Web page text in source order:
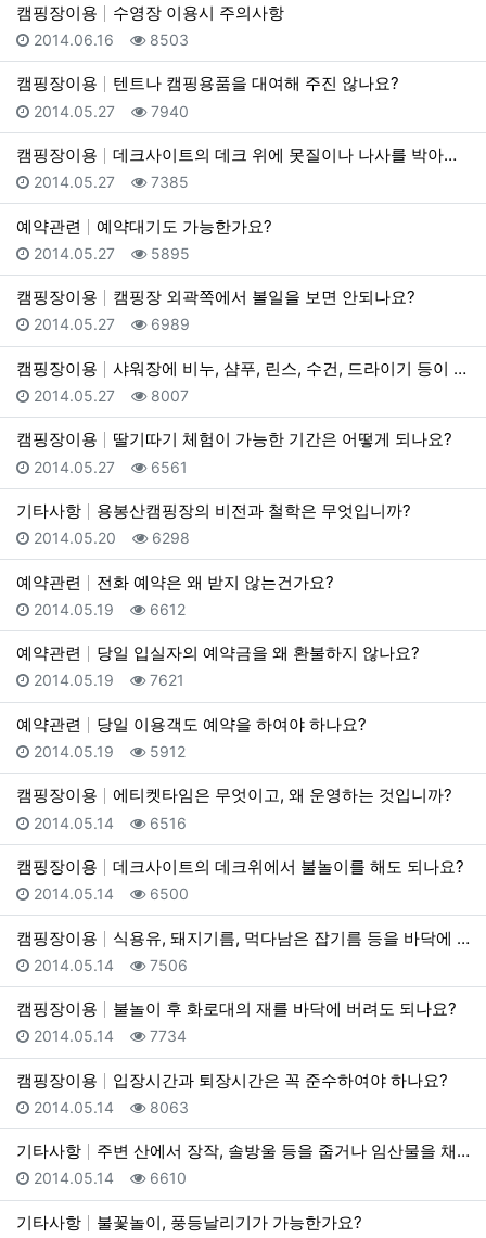
캠핑장이용 수영장 이용시 주의사항
등록일
2014.06.16 조회
8503
캠핑장이용 텐트나 캠핑용품을 대여해 주진 않나요?
등록일
2014.05.27 조회
7940
캠핑장이용 데크사이트의 데크 위에 못질이나 나사를 박아도 되나요?
등록일
2014.05.27 조회
7385
예약관련 예약대기도 가능한가요?
등록일
2014.05.27 조회
5895
캠핑장이용 캠핑장 외곽쪽에서 볼일을 보면 안되나요?
등록일
2014.05.27 조회
6989
캠핑장이용 샤워장에 비누, 샴푸, 린스, 수건, 드라이기 등이 비…
등록일
2014.05.27 조회
8007
캠핑장이용 딸기따기 체험이 가능한 기간은 어떻게 되나요?
등록일
2014.05.27 조회
6561
기타사항 용봉산캠핑장의 비전과 철학은 무엇입니까?
등록일
2014.05.20 조회
6298
예약관련 전화 예약은 왜 받지 않는건가요?
등록일
2014.05.19 조회
6612
예약관련 당일 입실자의 예약금을 왜 환불하지 않나요?
등록일
2014.05.19 조회
7621
예약관련 당일 이용객도 예약을 하여야 하나요?
등록일
2014.05.19 조회
5912
캠핑장이용 에티켓타임은 무엇이고, 왜 운영하는 것입니까?
등록일
2014.05.14 조회
6516
캠핑장이용 데크사이트의 데크위에서 불놀이를 해도 되나요?
등록일
2014.05.14 조회
6500
캠핑장이용 식용유, 돼지기름, 먹다남은 잡기름 등을 바닥에 버려도…
등록일
2014.05.14 조회
7506
캠핑장이용 불놀이 후 화로대의 재를 바닥에 버려도 되나요?
등록일
2014.05.14 조회
7734
캠핑장이용 입장시간과 퇴장시간은 꼭 준수하여야 하나요?
등록일
2014.05.14 조회
8063
기타사항 주변 산에서 장작, 솔방울 등을 줍거나 임산물을 채취해…
등록일
2014.05.14 조회
6610
기타사항 불꽃놀이, 풍등날리기가 가능한가요?